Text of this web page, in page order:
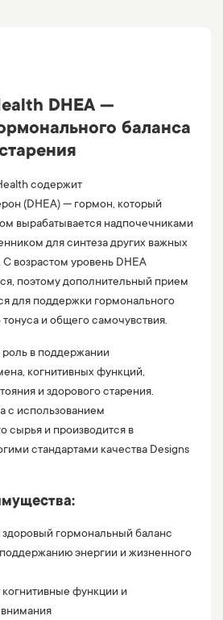
DHEA —
баланса
содержит
(DHEA) — гормон, который
вырабатывается надпочечниками
для синтеза других важных
возрастом уровень DHEA
поэтому дополнительный прием
для поддержки гормонального
и общего самочувствия.
роль в поддержании
когнитивных функций,
и здорового старения.
с использованием
сырья и производится в
стандартами качества Designs
гормональный баланс
энергии и жизненного
функции и